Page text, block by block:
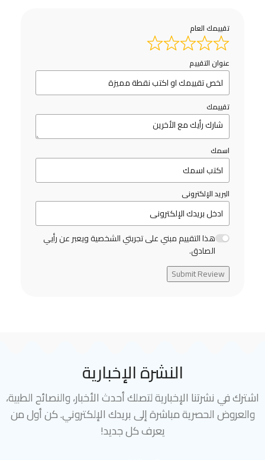
تقييمك العام
عنوان التقييم
تقييمك
اسمك
البريد الإلكترونى
هذا التقييم مبني على تجربتي الشخصية ويعبر عن رأيي
الصادق.
Submit Review
النشرة الإخبارية
اشترك في نشرتنا الإخبارية لتصلك أحدث الأخبار، والنصائح الطبية،
والعروض الحصرية مباشرة إلى بريدك الإلكتروني. كن أول من
يعرف كل جديد!